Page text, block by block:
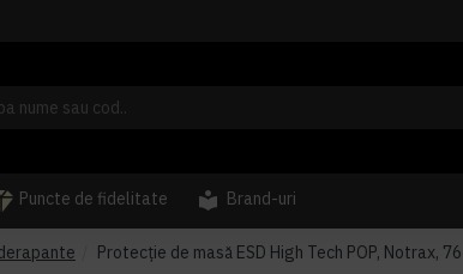
Puncte de fidelitate Brand-uri
Protecție de masă ESD High Tech POP, Notrax,